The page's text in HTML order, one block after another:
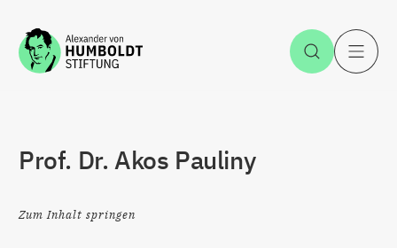
Zum Inhalt springen Suche
Prof. Dr. Akos Pauliny
Zum Inhalt springen